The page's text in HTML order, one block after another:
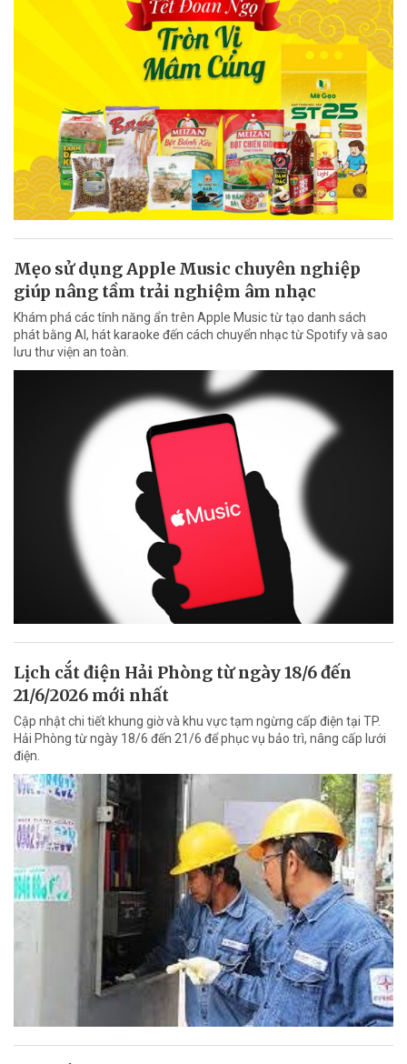
Mẹo sử dụng Apple Music chuyên nghiệp
giúp nâng tầm trải nghiệm âm nhạc
Khám phá các tính năng ẩn trên Apple Music từ tạo danh sách
phát bằng AI, hát karaoke đến cách chuyển nhạc từ Spotify và sao
lưu thư viện an toàn.
Lịch cắt điện Hải Phòng từ ngày 18/6 đến
21/6/2026 mới nhất
Cập nhật chi tiết khung giờ và khu vực tạm ngừng cấp điện tại TP.
Hải Phòng từ ngày 18/6 đến 21/6 để phục vụ bảo trì, nâng cấp lưới
điện.